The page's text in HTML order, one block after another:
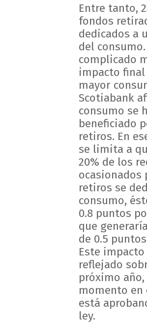
Entre tanto,
fondos
dedicados a
del
complicado
impacto final
mayor
Scotiabank
consumo se
beneficiado
retiros. En
se limita a
20% de los
ocasionados
retiros se
consumo,
0.8 puntos
que
de 0.5
Este
reflejado
próximo
momento en
está
ley.